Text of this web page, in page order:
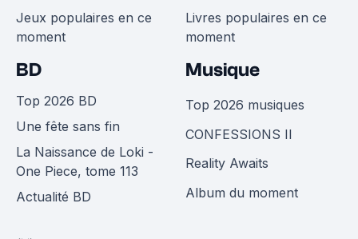
Jeux populaires en ce
moment
Livres populaires en ce
moment
BD
Top 2026 BD
Une fête sans fin
La Naissance de Loki -
One Piece, tome 113
Actualité BD
Musique
Top 2026 musiques
CONFESSIONS II
Reality Awaits
Album du moment